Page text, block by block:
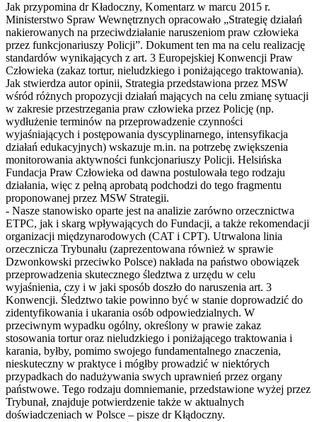
Jak przypomina dr Kładoczny, Komentarz w marcu 2015 r.
Ministerstwo Spraw Wewnętrznych opracowało „Strategię działań
nakierowanych na przeciwdziałanie naruszeniom praw człowieka
przez funkcjonariuszy Policji”. Dokument ten ma na celu realizację
standardów wynikających z art. 3 Europejskiej Konwencji Praw
Człowieka (zakaz tortur, nieludzkiego i poniżającego traktowania).
Jak stwierdza autor opinii, Strategia przedstawiona przez MSW
wśród różnych propozycji działań mających na celu zmianę sytuacji
w zakresie przestrzegania praw człowieka przez Policję (np.
wydłużenie terminów na przeprowadzenie czynności
wyjaśniających i postępowania dyscyplinarnego, intensyfikacja
działań edukacyjnych) wskazuje m.in. na potrzebę zwiększenia
monitorowania aktywności funkcjonariuszy Policji. Helsińska
Fundacja Praw Człowieka od dawna postulowała tego rodzaju
działania, więc z pełną aprobatą podchodzi do tego fragmentu
proponowanej przez MSW Strategii.
- Nasze stanowisko oparte jest na analizie zarówno orzecznictwa
ETPC, jak i skarg wpływających do Fundacji, a także rekomendacji
organizacji międzynarodowych (CAT i CPT). Utrwalona linia
orzecznicza Trybunału (zaprezentowana również w sprawie
Dzwonkowski przeciwko Polsce) nakłada na państwo obowiązek
przeprowadzenia skutecznego śledztwa z urzędu w celu
wyjaśnienia, czy i w jaki sposób doszło do naruszenia art. 3
Konwencji. Śledztwo takie powinno być w stanie doprowadzić do
zidentyfikowania i ukarania osób odpowiedzialnych. W
przeciwnym wypadku ogólny, określony w prawie zakaz
stosowania tortur oraz nieludzkiego i poniżającego traktowania i
karania, byłby, pomimo swojego fundamentalnego znaczenia,
nieskuteczny w praktyce i mógłby prowadzić w niektórych
przypadkach do nadużywania swych uprawnień przez organy
państwowe. Tego rodzaju domniemanie, przedstawione wyżej przez
Trybunał, znajduje potwierdzenie także w aktualnych
doświadczeniach w Polsce – pisze dr Kłądoczny.